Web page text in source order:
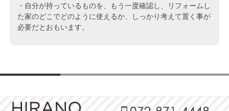
・自分が持っているものを、もう一度確認し、リフォームし
た家のどこでどのように使えるか、しっかり考えて置く事が
必要だとおもいます。